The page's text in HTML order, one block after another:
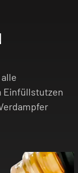
Einfüllstutzen